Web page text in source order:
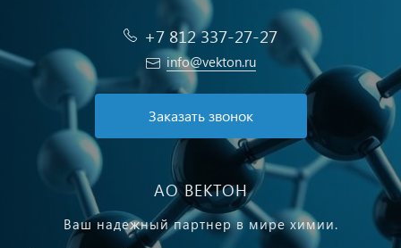
+7 812 337-27-27
info@vekton.ru
Заказать звонок
АО ВЕКТОН
Ваш надежный партнер в мире химии.